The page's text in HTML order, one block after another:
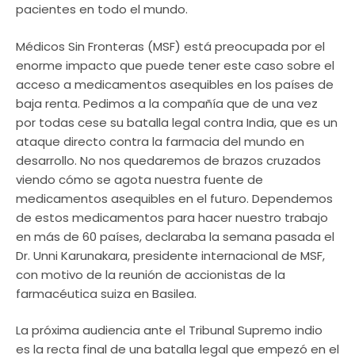
pacientes en todo el mundo.
Médicos Sin Fronteras (MSF) está preocupada por el
enorme impacto que puede tener este caso sobre el
acceso a medicamentos asequibles en los países de
baja renta. Pedimos a la compañía que de una vez
por todas cese su batalla legal contra India, que es un
ataque directo contra la farmacia del mundo en
desarrollo. No nos quedaremos de brazos cruzados
viendo cómo se agota nuestra fuente de
medicamentos asequibles en el futuro. Dependemos
de estos medicamentos para hacer nuestro trabajo
en más de 60 países, declaraba la semana pasada el
Dr. Unni Karunakara, presidente internacional de MSF,
con motivo de la reunión de accionistas de la
farmacéutica suiza en Basilea.
La próxima audiencia ante el Tribunal Supremo indio
es la recta final de una batalla legal que empezó en el